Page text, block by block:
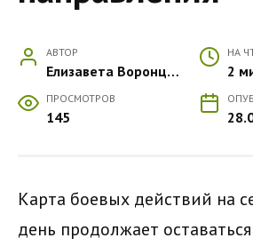
АВТОР
Елизавета Воронцова
НА
2
ПРОСМОТРОВ
145
Карта боевых действий на
день продолжает